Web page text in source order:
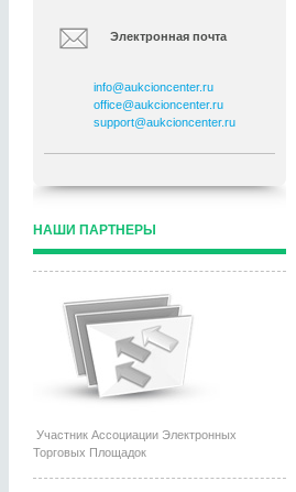
Электронная почта
info@aukcioncenter.ru
office@aukcioncenter.ru
support@aukcioncenter.ru
НАШИ ПАРТНЕРЫ
Участник Ассоциации Электронных
Торговых Площадок